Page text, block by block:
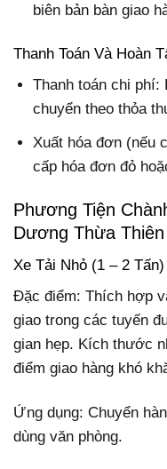
biên bản bàn giao
Thanh Toán Và Hoàn
Thanh toán chi phí:
chuyển theo thỏa
Xuất hóa đơn (nếu
cấp hóa đơn đỏ
Phương Tiện
Dương Thừa
Xe Tải Nhỏ (1 – 2 Tấn)
Đặc điểm: Thích hợp
giao trong các tuyến
gian hẹp. Kích thước
điểm giao hàng khó
Ứng dụng: Chuyển
dùng văn phòng.